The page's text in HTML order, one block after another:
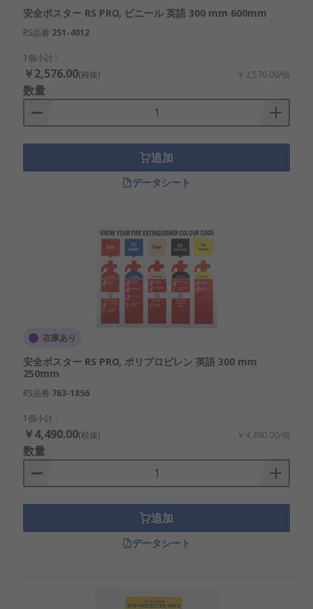
安全ポスター RS PRO, ビニール 英語 300 mm 600mm
RS品番 251-4012
1個小計：
￥2,576.00(税抜) ￥2,576.00/個
数量
追加
データシート
在庫あり
安全ポスター RS PRO, ポリプロピレン 英語 300 mm
250mm
RS品番 763-1856
1個小計：
￥4,490.00(税抜) ￥4,490.00/個
数量
追加
データシート